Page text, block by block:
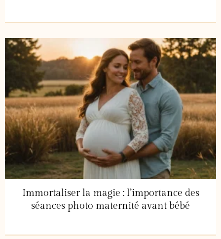
Immortaliser la magie : l’importance des
séances photo maternité avant bébé